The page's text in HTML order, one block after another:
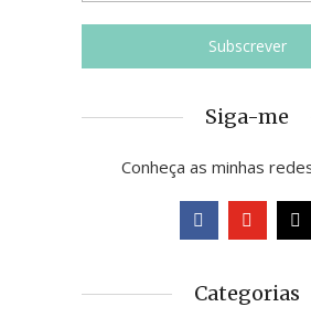
Siga-me
Conheça as minhas
Categorias